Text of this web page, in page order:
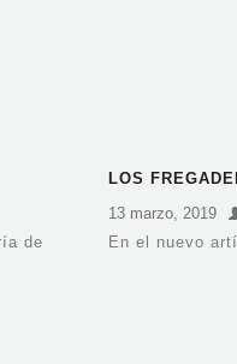
de
LOS
NEOLITH
13 marzo, 2019
En el nuevo